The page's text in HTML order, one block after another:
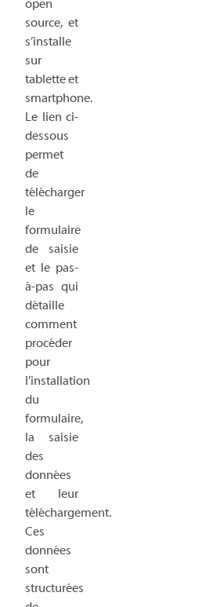
open
source, et
s’installe
sur
tablette et
smartphone.
Le lien ci-
dessous
permet
de
télécharger
le
formulaire
de saisie
et le pas-
à-pas qui
détaille
comment
procéder
pour
l’installation
du
formulaire,
la saisie
des
données
et leur
téléchargement.
Ces
données
sont
structurées